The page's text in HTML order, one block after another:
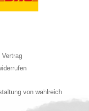
von wahlreich
Vertrag